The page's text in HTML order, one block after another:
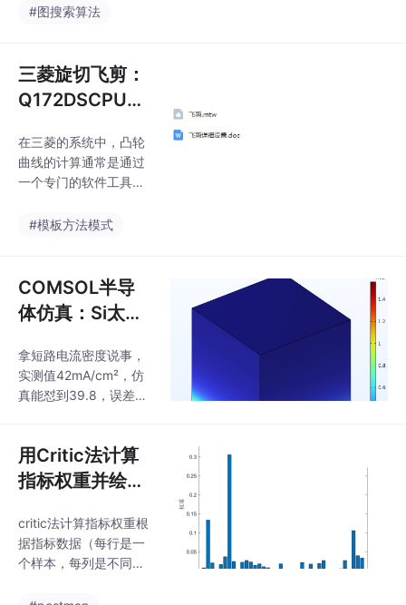
活，既考验物理功底，
长时，
smatic joint），S 代表
人在空间中具备多个自
由度的运动能力，广泛
应用于诸如精密定位、
#图搜索算法
三菱旋切飞剪：
Q172DSCPU控
档说明（含凸轮
曲线分析计算结
在三菱的系统中，凸轮
曲线的计算通常是通过
一个专门的软件工具完
的旋切飞剪控制虽然复
控制，可以实现非常高
的切割精度。比如，飞
剪在切割过程中需要保
需要根据材料的进给速
度动态调整凸轮曲线的
参数。在三菱的编程环
现的。通过暂停和调整
进给速度，可以更好地
切割的精度。三菱旋切
#模板方法模式
COMSOL半导
体仿真：Si太阳
光学耦合与光生
载流子计算
拿短路电流密度说事，
实测值42mA/cm²，仿
真能怼到39.8，误差控
池里光生载流子的完整
计算流程，特别是波动
光学和半导体物理的耦
合骚操作。先甩个结
论：想精准预测电池效
率，光路传播模式和载
流子迁移必须联动计
用Critic法计算
指标权重并绘图
critic法计算指标权重根
据指标数据（每行是一
个样本，每列是不同变